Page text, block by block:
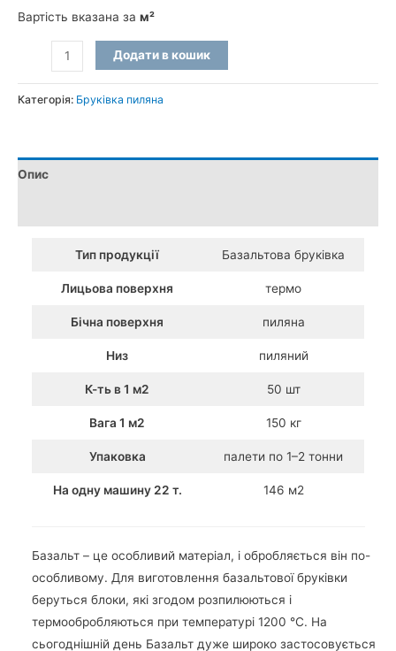
Вартість вказана за м²
Бруківка
пиляна
з
см)
кількість
Додати в кошик
Категорія: Бруківка пиляна
Опис
Тип продукції Базальтова бруківка
Лицьова поверхня термо
Бічна поверхня пиляна
Низ пиляний
К-ть в 1 м2 50 шт
Вага 1 м2 150 кг
Упаковка палети по 1–2 тонни
На одну машину 22 т. 146 м2
Базальт – це особливий матеріал, і обробляється він по-
особливому. Для виготовлення базальтової бруківки
беруться блоки, які згодом розпилюються і
термообробляються при температурі 1200 °С. На
сьогоднішній день Базальт дуже широко застосовується